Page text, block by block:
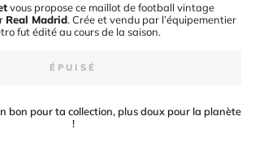
vous propose ce maillot de football vintage
Real Madrid. Crée et vendu par l’équipementier
fut édité au cours de la saison.
ÉPUISÉ
bon pour ta collection, plus doux pour la planète
!